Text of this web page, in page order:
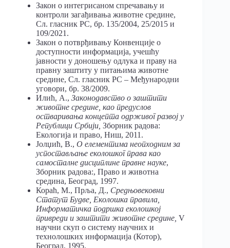
Закон о интегрисаном спречавању и
контроли загађивања животне средине,
Сл. гласник РС, бр. 135/2004, 25/2015 и
109/2021.
Закон о потврђивању Конвенције о
доступности информација, учешћу
јавности у доношењу одлука и праву на
правну заштиту у питањима животне
средине, Сл. гласник РС – Међународни
уговори, бр. 38/2009.
Илић, А., Законодавство о заштити
животне средине, као предуслов
остваривања концепта одрживог развој у
Републици Србији, Зборник радова:
Екологија и право, Ниш, 2011.
Јолџић, В., О елементима неопходним за
успостављање еколошког права као
самосталне дисциплине правне науке,
Зборник радова:, Право и животна
средина, Београд, 1997.
Кораћ, М., Прља, Д., Средњовековни
Статут Будве, Еколошка правила,
Информатичка подршка еколошкој
привреди и заштити животне средине, V
научни скуп о систему научних и
технолошких информација (Котор),
Београд, 1995.